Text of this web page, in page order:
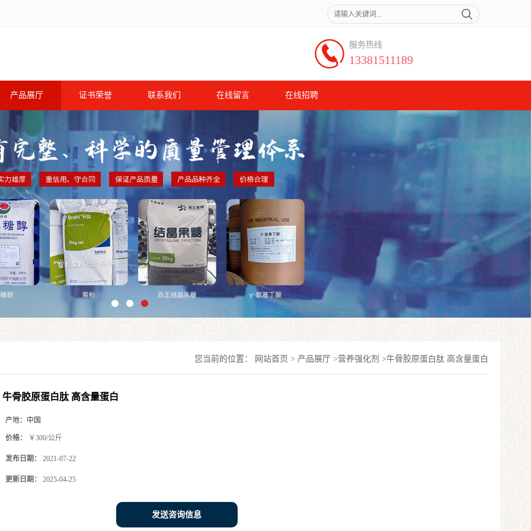
服务热线
13381511189
产品展厅 证书荣誉 联系我们 在线留言 在线招聘
您当前的位置： 网站首页 > 产品展厅 >营养强化剂 >牛骨胶原蛋白肽 高含量蛋白
牛骨胶原蛋白肽 高含量蛋白
产地： 中国
价格： ￥300/公斤
发布日期： 2021-07-22
更新日期： 2025-04-25
发送咨询信息